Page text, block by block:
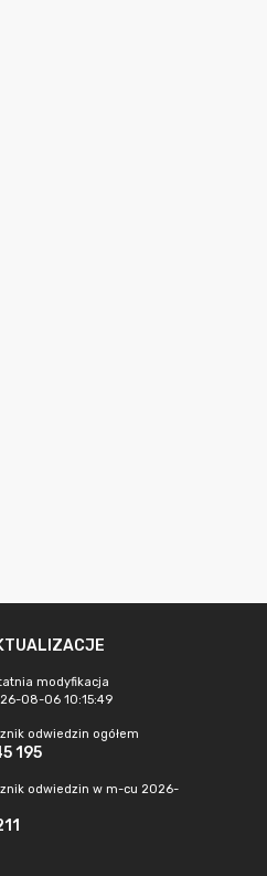
modyfikacja
08-06 10:15:49
odwiedzin ogółem
195
odwiedzin w m-cu 2026-